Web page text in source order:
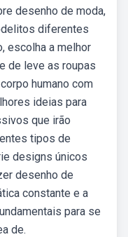
desenho de moda,
diferentes
escolha a melhor
de leve as roupas
humano com
ideias para
que irão
tipos de
designs únicos
desenho de
constante e a
para se
de.